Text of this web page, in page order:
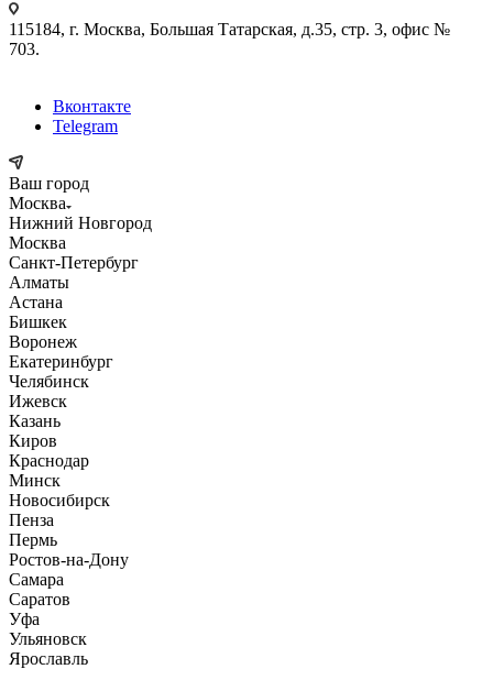
115184, г. Москва, Большая Татарская, д.35, стр. 3, офис №
703.
Вконтакте
Telegram
Ваш город
Москва
Нижний Новгород
Москва
Санкт-Петербург
Алматы
Астана
Бишкек
Воронеж
Екатеринбург
Челябинск
Ижевск
Казань
Киров
Краснодар
Минск
Новосибирск
Пенза
Пермь
Ростов-на-Дону
Самара
Саратов
Уфа
Ульяновск
Ярославль